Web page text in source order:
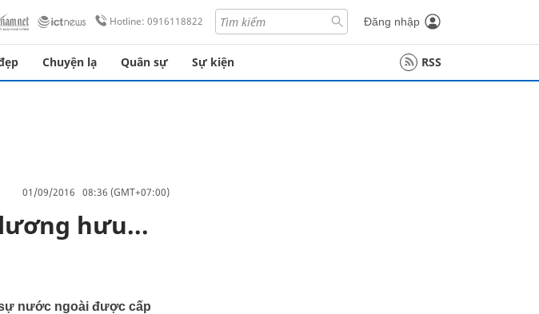
Hotline: 0916118822 Đăng nhập
Chuyện lạ Quân sự Sự kiện RSS
01/09/2016 08:36 (GMT+07:00)
hưu...
nước ngoài được cấp